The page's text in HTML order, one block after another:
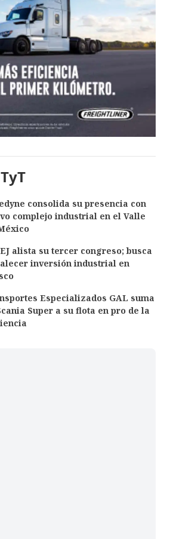
consolida su presencia con
complejo industrial en el Valle
alista su tercer congreso; busca
inversión industrial en
Especializados GAL suma
Super a su flota en pro de la